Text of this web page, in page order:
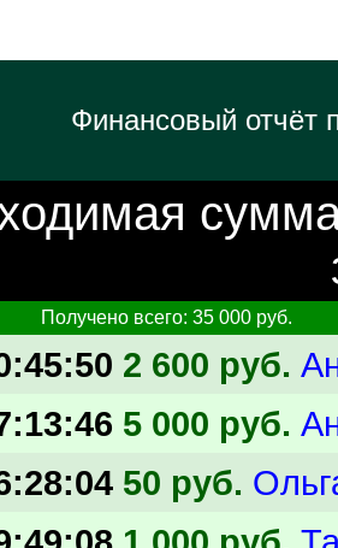
Финансовый отчёт
Получено всего: 35 000 руб.
2 600 руб.
5 000 руб.
50 руб.